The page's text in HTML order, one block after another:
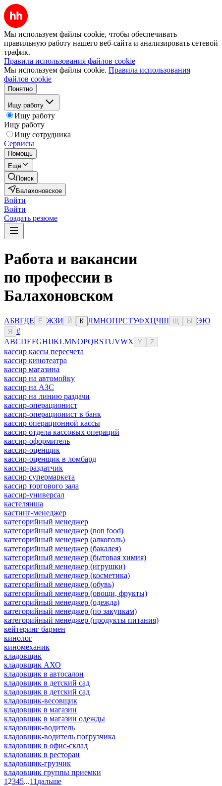
Мы используем файлы cookie, чтобы обеспечивать
правильную работу нашего веб-сайта и анализировать сетевой
трафик.
Правила использования файлов cookie
Мы используем файлы cookie. Правила использования
файлов cookie
Понятно
Ищу работу
Ищу работу
Ищу работу
Ищу сотрудника
Сервисы
Помощь
Ещё
Поиск
Балахоновское
Войти
Войти
Создать резюме
Работа и вакансии
по профессии в
Балахоновском
АБВГДЕ Ё ЖЗИ Й К ЛМНОПРСТУФХЦЧШ Ы ЭЮ
Я
#
ABCDEFGHIJKLMNOPQRSTUVWX Y Z
кассир кассы пересчета
кассир кинотеатра
кассир магазина
кассир на автомойку
кассир на АЗС
кассир на линию раздачи
кассир-операционист
кассир-операционист в банк
кассир операционной кассы
кассир отдела кассовых операций
кассир-оформитель
кассир-оценщик
кассир-оценщик в ломбард
кассир-раздатчик
кассир супермаркета
кассир торгового зала
кассир-универсал
кастелянша
кастинг-менеджер
категорийный менеджер
категорийный менеджер (non food)
категорийный менеджер (алкоголь)
категорийный менеджер (бакалея)
категорийный менеджер (бытовая химия)
категорийный менеджер (игрушки)
категорийный менеджер (косметика)
категорийный менеджер (обувь)
категорийный менеджер (овощи, фрукты)
категорийный менеджер (одежда)
категорийный менеджер (по закупкам)
категорийный менеджер (продукты питания)
кейтеринг бармен
кинолог
киномеханик
кладовщик
кладовщик АХО
кладовщик в автосалон
кладовщик в детский сад
кладовщик в детский сад
кладовщик-весовщик
кладовщик в магазин
кладовщик в магазин одежды
кладовщик-водитель
кладовщик-водитель погрузчика
кладовщик в офис-склад
кладовщик в ресторан
кладовщик-грузчик
кладовщик группы приемки
1 2345...11 дальше